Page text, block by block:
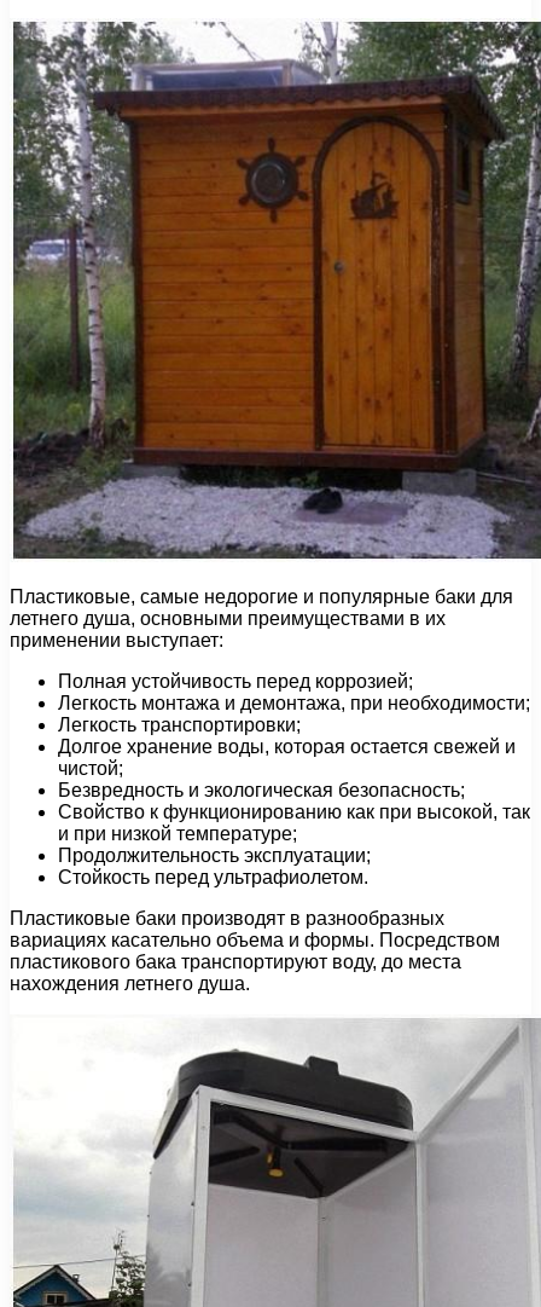
Пластиковые, самые недорогие и популярные баки для
летнего душа, основными преимуществами в их
применении выступает:
Полная устойчивость перед коррозией;
Легкость монтажа и демонтажа, при необходимости;
Легкость транспортировки;
Долгое хранение воды, которая остается свежей и
чистой;
Безвредность и экологическая безопасность;
Свойство к функционированию как при высокой, так
и при низкой температуре;
Продолжительность эксплуатации;
Стойкость перед ультрафиолетом.
Пластиковые баки производят в разнообразных
вариациях касательно объема и формы. Посредством
пластикового бака транспортируют воду, до места
нахождения летнего душа.